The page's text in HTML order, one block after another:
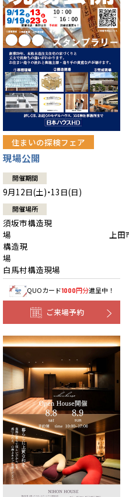
住まいの探検フェア
現場公開
開催期間
9月12日(土)・13日(日)
開催場所
須坂市構造現
場 上田
構造現
白馬村構造現場
QUOカード1000円分進呈中！
ご来場予約